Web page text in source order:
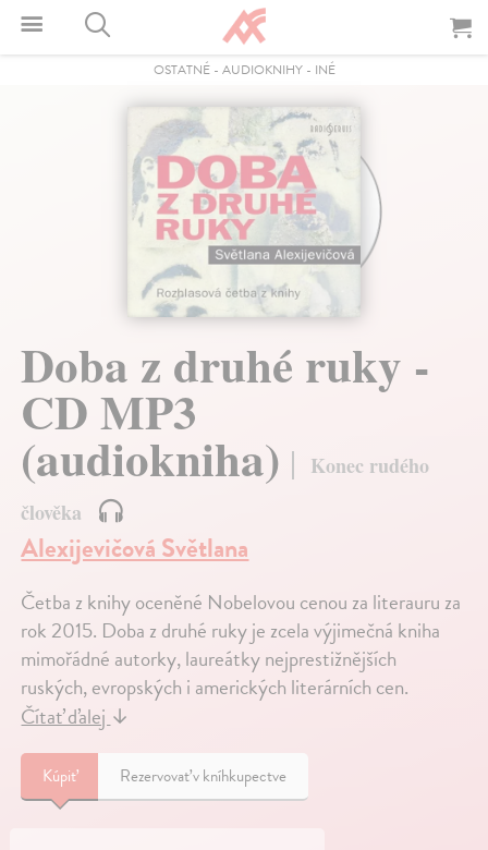
OSTATNÉ- AUDIOKNIHY- INÉ
Doba z druhé ruky -
CD MP3
(audiokniha)
Konec rudého
člověka
Alexijevičová Světlana
Četba z knihy oceněné Nobelovou cenou za literauru za
rok 2015. Doba z druhé ruky je zcela výjimečná kniha
mimořádné autorky, laureátky nejprestižnějších
ruských, evropských i amerických literárních cen.
Čítať ďalej↓
Kúpiť Rezervovať v kníhkupectve